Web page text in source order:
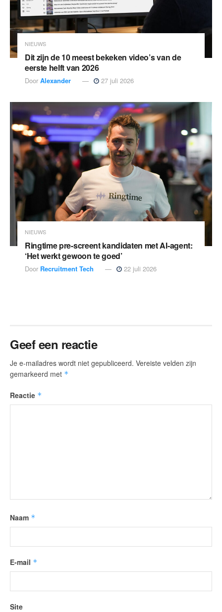
NIEUWS
Dit zijn de 10 meest bekeken video’s van de
eerste helft van 2026
Door Alexander 27 juli 2026
NIEUWS
Ringtime pre-screent kandidaten met AI-agent:
‘Het werkt gewoon te goed’
Door Recruitment Tech 22 juli 2026
Geef een reactie
Je e-mailadres wordt niet gepubliceerd. Vereiste velden zijn
gemarkeerd met *
Reactie *
Naam *
E-mail *
Site